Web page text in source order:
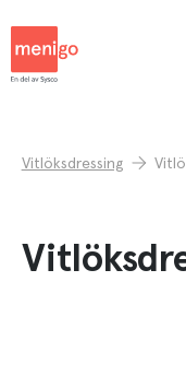
Vitlöksdressing